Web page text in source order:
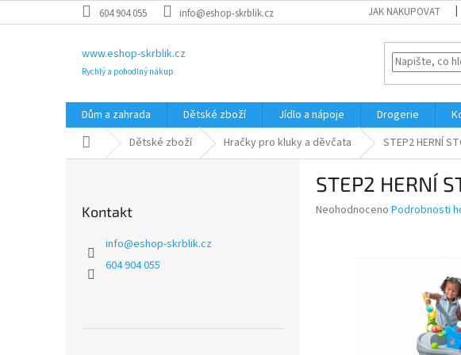
na
604 904 055 info@eshop-skrblik.cz JAK NAKUPOVAT
www.eshop-skrblik.cz
Rychlý a pohodlný nákup
Dům a zahrada Dětské zboží Jídlo a nápoje Drogerie
Domů Dětské zboží Hračky pro kluky a děvčata STEP2 HERNÍ
Kontakt
info@eshop-skrblik.cz
604 904 055
STEP2 HERNÍ
Průměrné
Neohodnoceno Podrobnosti